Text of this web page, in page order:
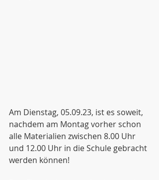
Am Dienstag, 05.09.23, ist es soweit,
nachdem am Montag vorher schon
alle Materialien zwischen 8.00 Uhr
und 12.00 Uhr in die Schule gebracht
werden können!